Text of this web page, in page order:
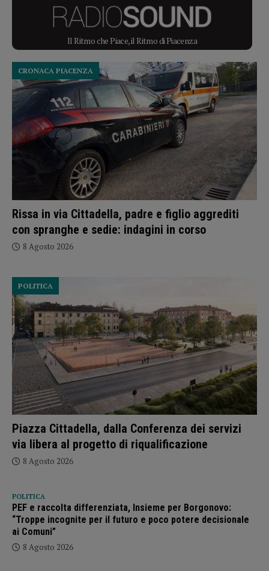
Il Ritmo che Piace, il Ritmo di Piacenza
Rissa in via Cittadella, padre e figlio aggrediti
con spranghe e sedie: indagini in corso
CRONACA PIACENZA
8 Agosto 2026
Piazza Cittadella, dalla Conferenza dei servizi
via libera al progetto di riqualificazione
POLITICA
8 Agosto 2026
POLITICA
PEF e raccolta differenziata, Insieme per Borgonovo:
“Troppe incognite per il futuro e poco potere decisionale
ai Comuni”
8 Agosto 2026